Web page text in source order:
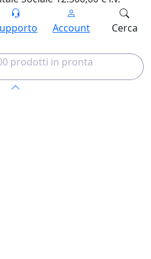
Account Cerca
prodotti in pronta